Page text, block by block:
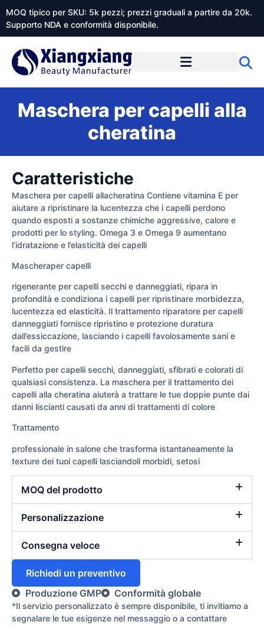
MOQ tipico per SKU: 5k pezzi; prezzi graduali a partire da 20k.
Supporto NDA e conformità disponibile.
Maschera per capelli alla
cheratina
Caratteristiche
Maschera per capelli allacheratina Contiene vitamina E per
aiutare a ripristinare la lucentezza che i capelli perdono
quando esposti a sostanze chimiche aggressive, calore e
prodotti per lo styling. Omega 3 e Omega 9 aumentano
l’idratazione e l’elasticità dei capelli
Mascheraper capelli
rigenerante per capelli secchi e danneggiati, ripara in
profondità e condiziona i capelli per ripristinare morbidezza,
lucentezza ed elasticità. Il trattamento riparatore per capelli
danneggiati fornisce ripristino e protezione duratura
dall’essiccazione, lasciando i capelli favolosamente sani e
facili da gestire
Perfetto per capelli secchi, danneggiati, sfibrati e colorati di
qualsiasi consistenza. La maschera per il trattamento dei
capelli alla cheratina aiuterà a trattare le tue doppie punte dai
danni liscianti causati da anni di trattamenti di colore
Trattamento
professionale in salone che trasforma istantaneamente la
texture dei tuoi capelli lasciandoli morbidi, setosi
MOQ del prodotto
Personalizzazione
Consegna veloce
Richiedi un preventivo
Produzione GMP
Conformità globale
*Il servizio personalizzato è sempre disponibile, ti invitiamo a
segnalare le tue esigenze nel messaggio o a contattare